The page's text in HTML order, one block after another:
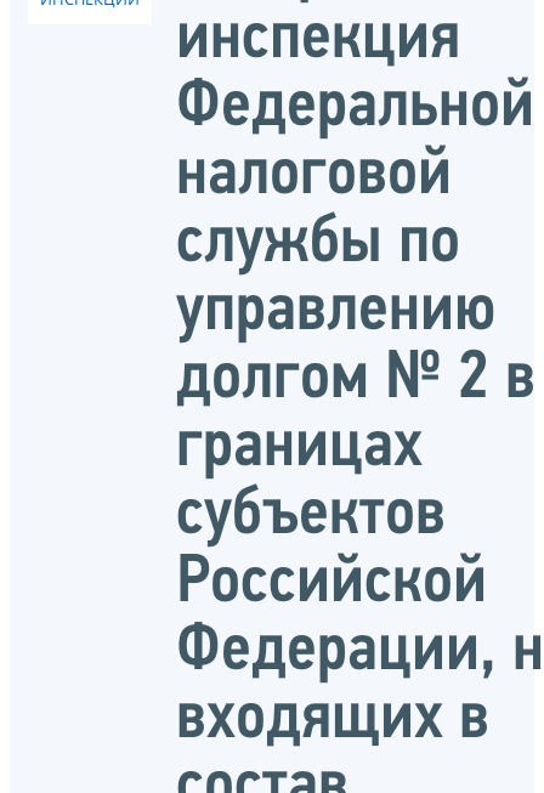
инспекция
Федеральной
налоговой
службы по
управлению
долгом № 2 в
границах
субъектов
Российской
Федерации,
входящих в